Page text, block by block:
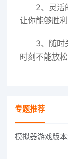
2、灵活
让你能够胜利
3、随时
时刻不能放
专题推荐